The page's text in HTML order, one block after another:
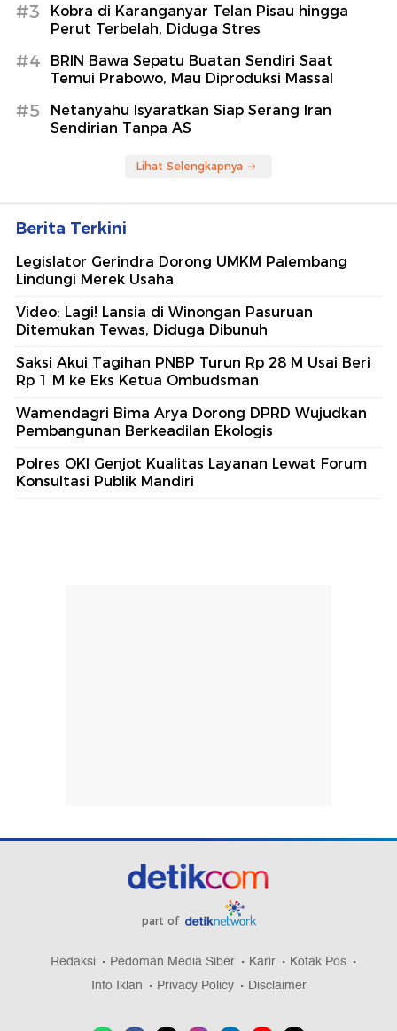
#3
Kobra di Karanganyar Telan Pisau hingga
Perut Terbelah, Diduga Stres
#4
BRIN Bawa Sepatu Buatan Sendiri Saat
Temui Prabowo, Mau Diproduksi Massal
#5
Netanyahu Isyaratkan Siap Serang Iran
Sendirian Tanpa AS
Lihat Selengkapnya
Berita Terkini
Legislator Gerindra Dorong UMKM Palembang
Lindungi Merek Usaha
Video: Lagi! Lansia di Winongan Pasuruan
Ditemukan Tewas, Diduga Dibunuh
Saksi Akui Tagihan PNBP Turun Rp 28 M Usai Beri
Rp 1 M ke Eks Ketua Ombudsman
Wamendagri Bima Arya Dorong DPRD Wujudkan
Pembangunan Berkeadilan Ekologis
Polres OKI Genjot Kualitas Layanan Lewat Forum
Konsultasi Publik Mandiri
part of
Redaksi Pedoman Media Siber Karir
Kotak Pos
Info Iklan
Privacy Policy Disclaimer